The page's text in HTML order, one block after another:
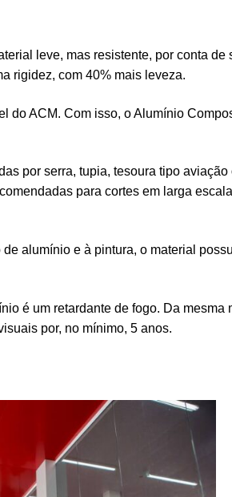
leve, mas resistente, por conta
rigidez, com 40% mais leveza.
ACM. Com isso, o Alumínio
por serra, tupia, tesoura tipo
para cortes em larga
alumínio e à pintura, o material
é um retardante de fogo. Da
por, no mínimo, 5 anos.